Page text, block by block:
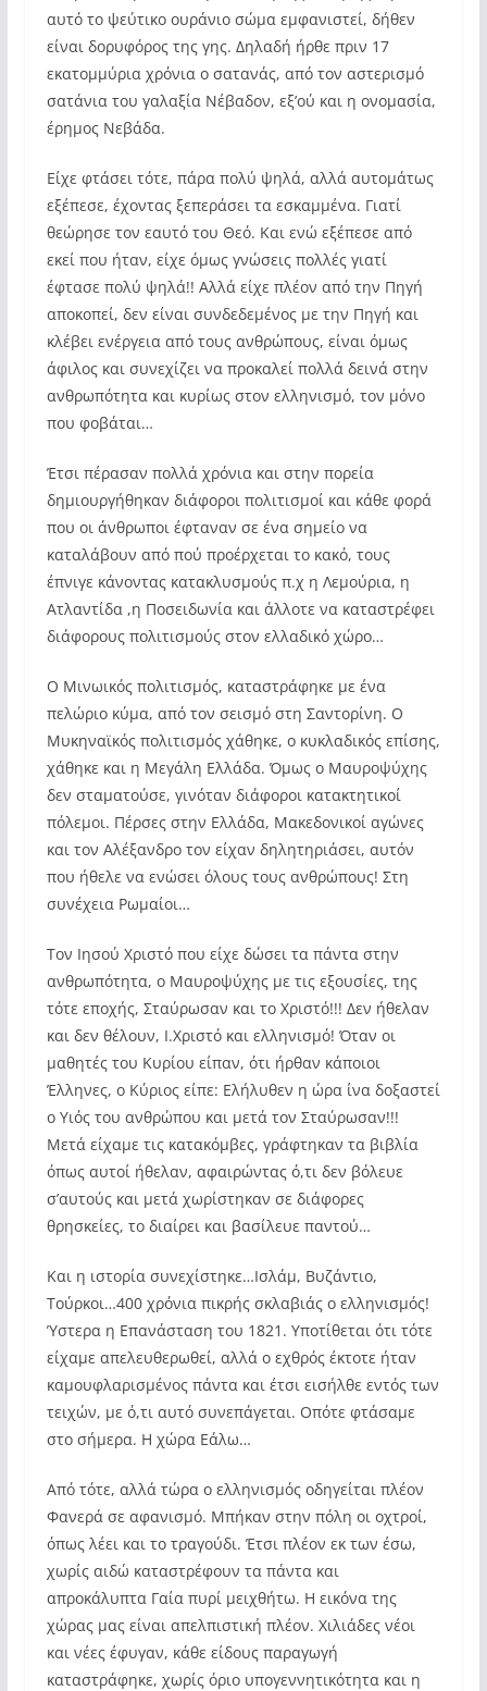
αυτό το ψεύτικο ουράνιο σώμα εμφανιστεί, δήθεν
είναι δορυφόρος της γης. Δηλαδή ήρθε πριν 17
εκατομμύρια χρόνια ο σατανάς, από τον αστερισμό
σατάνια του γαλαξία Νέβαδον, εξ’ού και η ονομασία,
έρημος Νεβάδα.
Είχε φτάσει τότε, πάρα πολύ ψηλά, αλλά αυτομάτως
εξέπεσε, έχοντας ξεπεράσει τα εσκαμμένα. Γιατί
θεώρησε τον εαυτό του Θεό. Και ενώ εξέπεσε από
εκεί που ήταν, είχε όμως γνώσεις πολλές γιατί
έφτασε πολύ ψηλά!! Αλλά είχε πλέον από την Πηγή
αποκοπεί, δεν είναι συνδεδεμένος με την Πηγή και
κλέβει ενέργεια από τους ανθρώπους, είναι όμως
άφιλος και συνεχίζει να προκαλεί πολλά δεινά στην
ανθρωπότητα και κυρίως στον ελληνισμό, τον μόνο
που φοβάται…
Έτσι πέρασαν πολλά χρόνια και στην πορεία
δημιουργήθηκαν διάφοροι πολιτισμοί και κάθε φορά
που οι άνθρωποι έφταναν σε ένα σημείο να
καταλάβουν από πού προέρχεται το κακό, τους
έπνιγε κάνοντας κατακλυσμούς π.χ η Λεμούρια, η
Ατλαντίδα ,η Ποσειδωνία και άλλοτε να καταστρέφει
διάφορους πολιτισμούς στον ελλαδικό χώρο…
Ο Μινωικός πολιτισμός, καταστράφηκε με ένα
πελώριο κύμα, από τον σεισμό στη Σαντορίνη. Ο
Μυκηναϊκός πολιτισμός χάθηκε, ο κυκλαδικός επίσης,
χάθηκε και η Μεγάλη Ελλάδα. Όμως ο Μαυροψύχης
δεν σταματούσε, γινόταν διάφοροι κατακτητικοί
πόλεμοι. Πέρσες στην Ελλάδα, Μακεδονικοί αγώνες
και τον Αλέξανδρο τον είχαν δηλητηριάσει, αυτόν
που ήθελε να ενώσει όλους τους ανθρώπους! Στη
συνέχεια Ρωμαίοι…
Τον Ιησού Χριστό που είχε δώσει τα πάντα στην
ανθρωπότητα, ο Μαυροψύχης με τις εξουσίες, της
τότε εποχής, Σταύρωσαν και το Χριστό!!! Δεν ήθελαν
και δεν θέλουν, Ι.Χριστό και ελληνισμό! Όταν οι
μαθητές του Κυρίου είπαν, ότι ήρθαν κάποιοι
Έλληνες, ο Κύριος είπε: Ελήλυθεν η ώρα ίνα δοξαστεί
ο Υιός του ανθρώπου και μετά τον Σταύρωσαν!!!
Μετά είχαμε τις κατακόμβες, γράφτηκαν τα βιβλία
όπως αυτοί ήθελαν, αφαιρώντας ό,τι δεν βόλευε
σ’αυτούς και μετά χωρίστηκαν σε διάφορες
θρησκείες, το διαίρει και βασίλευε παντού…
Και η ιστορία συνεχίστηκε…Ισλάμ, Βυζάντιο,
Τούρκοι…400 χρόνια πικρής σκλαβιάς ο ελληνισμός!
Ύστερα η Επανάσταση του 1821. Υποτίθεται ότι τότε
είχαμε απελευθερωθεί, αλλά ο εχθρός έκτοτε ήταν
καμουφλαρισμένος πάντα και έτσι εισήλθε εντός των
τειχών, με ό,τι αυτό συνεπάγεται. Οπότε φτάσαμε
στο σήμερα. Η χώρα Εάλω…
Από τότε, αλλά τώρα ο ελληνισμός οδηγείται πλέον
Φανερά σε αφανισμό. Μπήκαν στην πόλη οι οχτροί,
όπως λέει και το τραγούδι. Έτσι πλέον εκ των έσω,
χωρίς αιδώ καταστρέφουν τα πάντα και
απροκάλυπτα Γαία πυρί μειχθήτω. Η εικόνα της
χώρας μας είναι απελπιστική πλέον. Χιλιάδες νέοι
και νέες έφυγαν, κάθε είδους παραγωγή
καταστράφηκε, χωρίς όριο υπογεννητικότητα και η